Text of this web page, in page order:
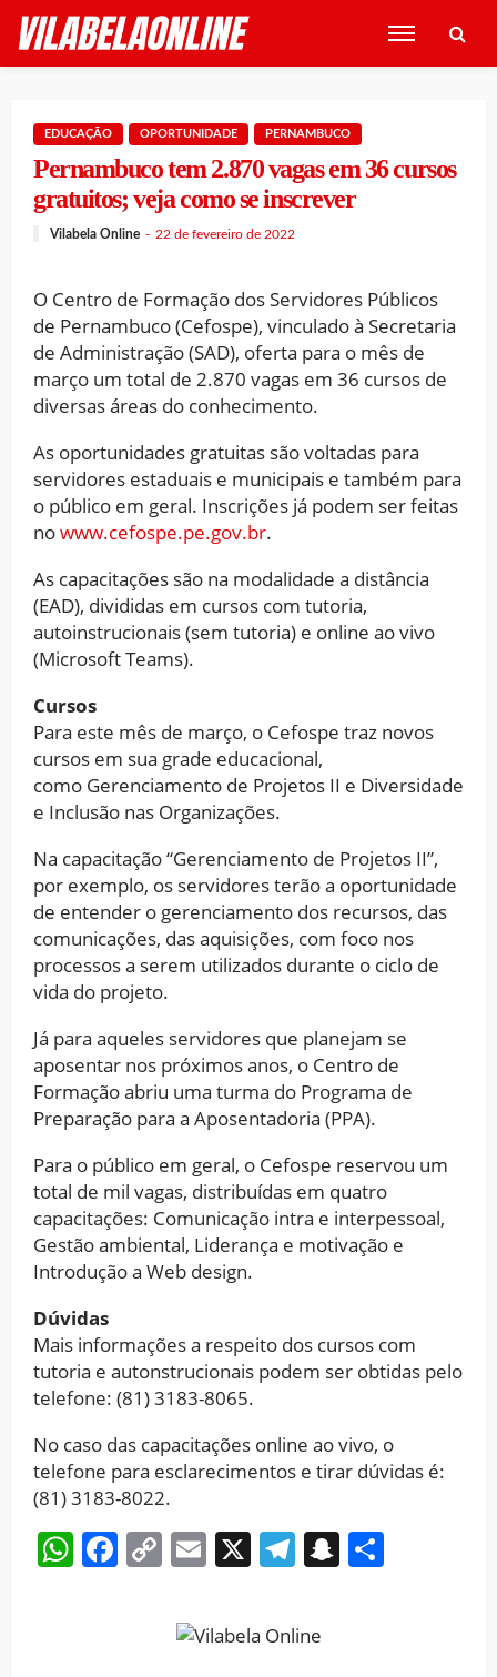
EDUCAÇÃO OPORTUNIDADE PERNAMBUCO
Pernambuco tem 2.870 vagas em 36 cursos
gratuitos; veja como se inscrever
Vilabela Online 22 de fevereiro de 2022
O Centro de Formação dos Servidores Públicos
de Pernambuco (Cefospe), vinculado à Secretaria
de Administração (SAD), oferta para o mês de
março um total de 2.870 vagas em 36 cursos de
diversas áreas do conhecimento.
As oportunidades gratuitas são voltadas para
servidores estaduais e municipais e também para
o público em geral. Inscrições já podem ser feitas
nowww.cefospe.pe.gov.br.
As capacitações são na modalidade a distância
(EAD), divididas em cursos com tutoria,
autoinstrucionais (sem tutoria) e online ao vivo
(Microsoft Teams).
Cursos
Para este mês de março, o Cefospe traz novos
cursos em sua grade educacional,
como Gerenciamento de Projetos II e Diversidade
e Inclusão nas Organizações.
Na capacitação “Gerenciamento de Projetos II”,
por exemplo, os servidores terão a oportunidade
de entender o gerenciamento dos recursos, das
comunicações, das aquisições, com foco nos
processos a serem utilizados durante o ciclo de
vida do projeto.
Já para aqueles servidores que planejam se
aposentar nos próximos anos, o Centro de
Formação abriu uma turma do Programa de
Preparação para a Aposentadoria (PPA).
Para o público em geral, o Cefospe reservou um
total de mil vagas, distribuídas em quatro
capacitações: Comunicação intra e interpessoal,
Gestão ambiental, Liderança e motivação e
Introdução a Web design.
Dúvidas
Mais informações a respeito dos cursos com
tutoria e autonstrucionais podem ser obtidas pelo
telefone: (81) 3183-8065.
No caso das capacitações online ao vivo, o
telefone para esclarecimentos e tirar dúvidas é:
(81) 3183-8022.
WhatsApp
Facebook
CopyEmail
X Telegram
Snapchat